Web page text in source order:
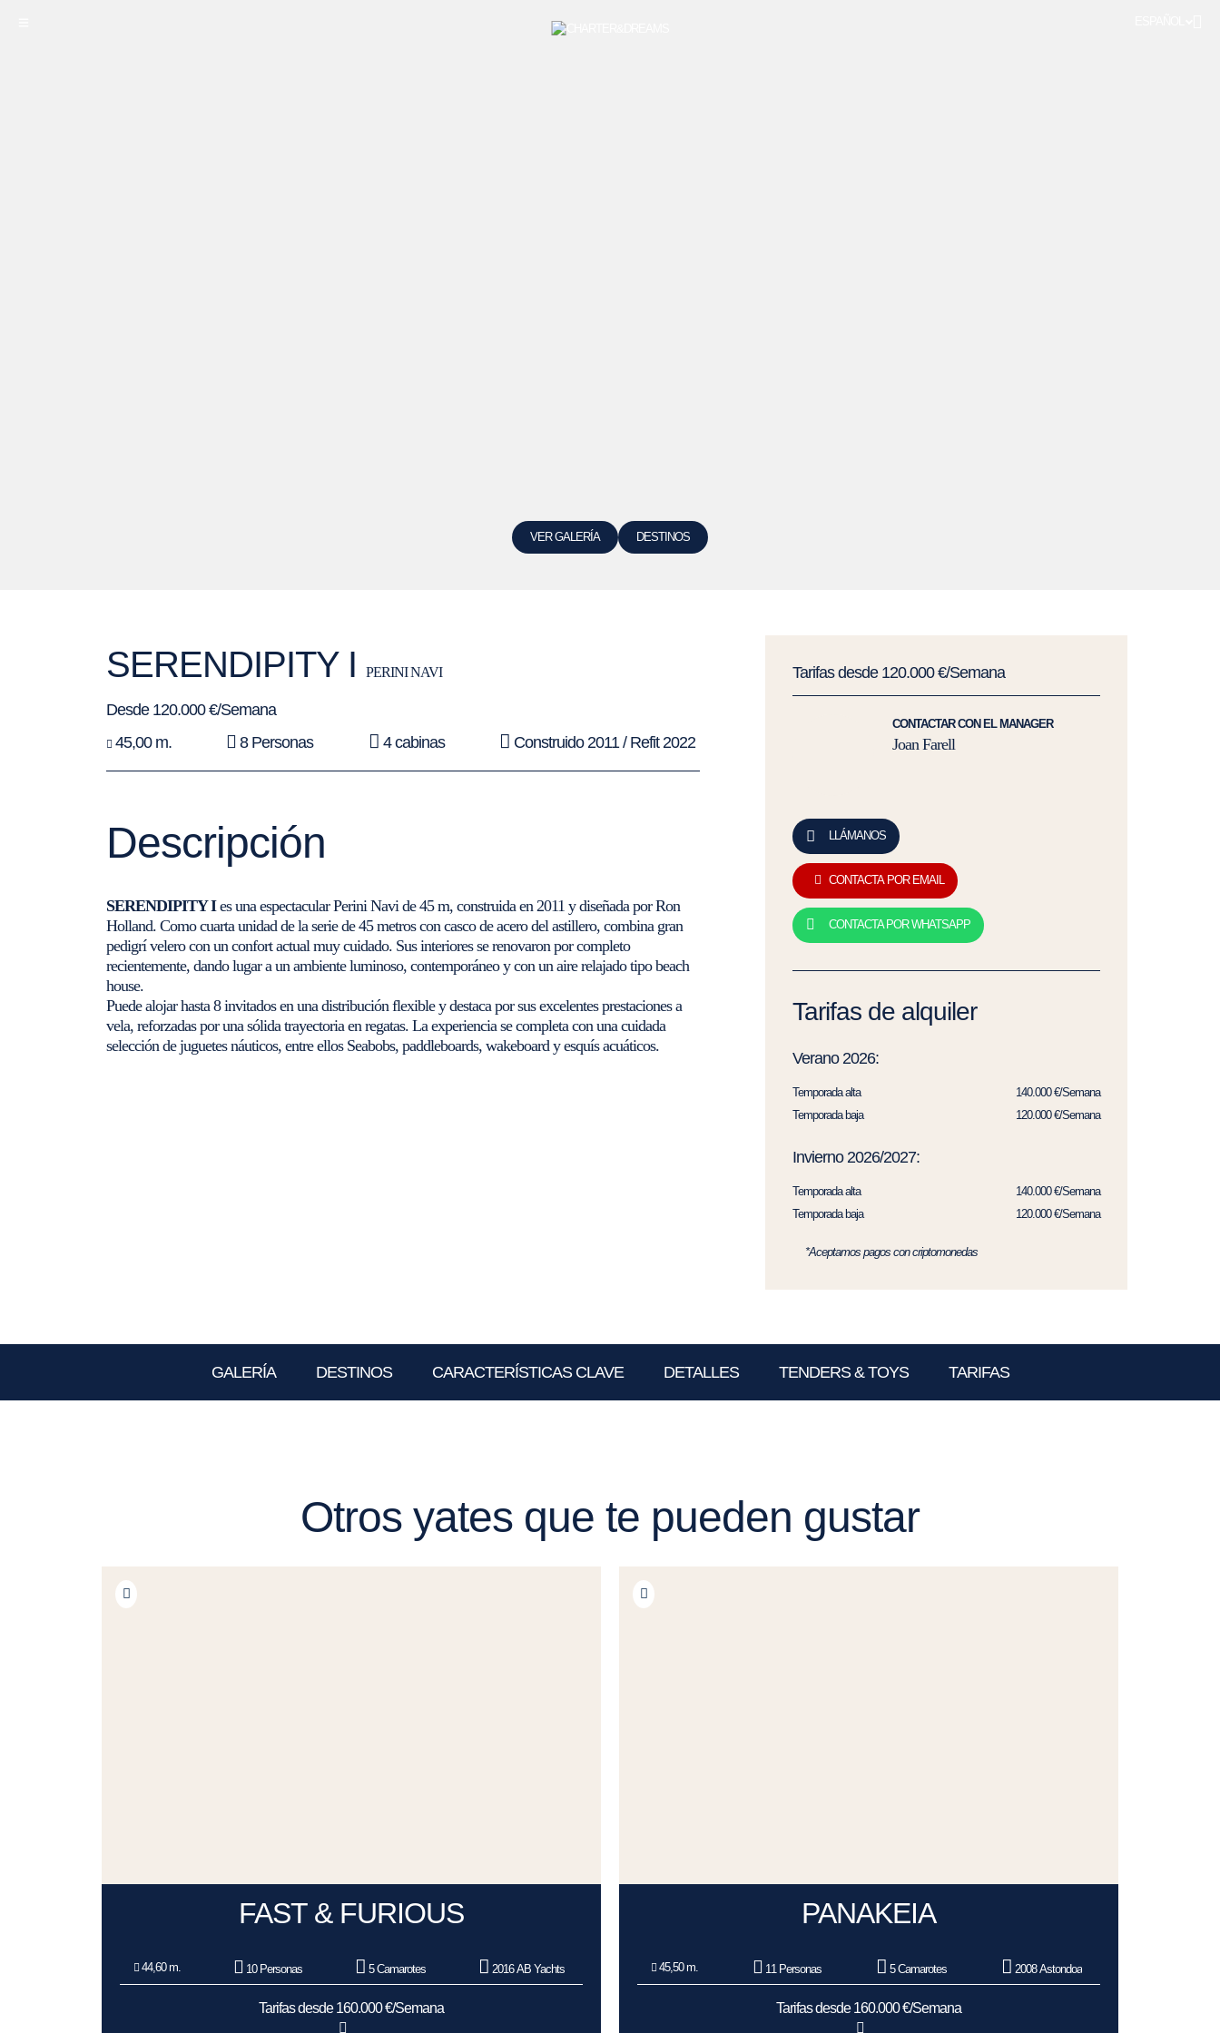
VER GALERÍA DESTINOS
SERENDIPITY I PERINI NAVI
Desde 120.000 €/Semana
45,00 m.
8 Personas 4 cabinas Construido 2011 / Refit 2022
Descripción
SERENDIPITY Ies una espectacular Perini Navi de 45 m, construida en 2011 y diseñada por Ron
Holland. Como cuarta unidad de la serie de 45 metros con casco de acero del astillero, combina gran
pedigrí velero con un confort actual muy cuidado. Sus interiores se renovaron por completo
recientemente, dando lugar a un ambiente luminoso, contemporáneo y con un aire relajado tipo beach
house.
Puede alojar hasta 8 invitados en una distribución flexible y destaca por sus excelentes prestaciones a
vela, reforzadas por una sólida trayectoria en regatas. La experiencia se completa con una cuidada
selección de juguetes náuticos, entre ellos Seabobs, paddleboards, wakeboard y esquís acuáticos.
Tarifas desde 120.000 €/Semana
CONTACTAR CON EL MANAGER
Joan Farell
LLÁMANOS
CONTACTA POR EMAIL
CONTACTA POR WHATSAPP
Tarifas de alquiler
Verano 2026:
Temporada alta
140.000 €/Semana
Temporada baja
120.000 €/Semana
Invierno 2026/2027:
Temporada alta
140.000 €/Semana
Temporada baja
120.000 €/Semana
*Aceptamos pagos con criptomonedas
GALERÍA DESTINOS CARACTERÍSTICAS CLAVE DETALLES TENDERS & TOYS TARIFAS
Otros yates que te pueden gustar
FAST & FURIOUS
44,60 m. 10 Personas 5 Camarotes 2016 AB Yachts
Tarifas desde 160.000 €/Semana
PANAKEIA
45,50 m. 11 Personas 5 Camarotes 2008 Astondoa
Tarifas desde 160.000 €/Semana